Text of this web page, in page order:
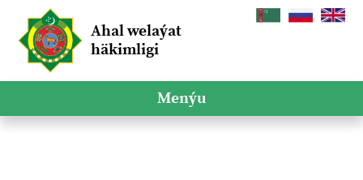
Ahal welaýat
häkimligi
Menýu